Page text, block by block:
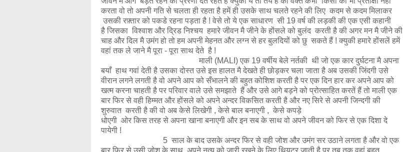
करता वो तो अपनी गति से चलता ही रहता है हमें ही उसके साथ चलते रहने की लिए कदम से कदम मिलाकर
उसकी रफ़्तार को पकडे रहना पड़ता है ! वेसे तो ये एक साधारण सी 19 वर्ष की लड़की की एक एसी कहानी
है जिसका विश्वाश और द्रिड निश्चय हमारे जीवन मै जीने के होंसले को बुलंद करती है की अगर मन मै जीने की
चाह और दिल मै उमंग हो तो हम अपनी मेहनत और लग्न से हर बुलदियों को छु सकते हैं ! क्युकी हमारे होंसलें हमें
वहां तक ले जाने मै पूरा - पूरा साथ देते है !
माली (MALI) एक 19 वर्षीय बेले नर्तकी थी जो एक कार दुर्घटना मै अपना
बयाँ हाथ गवां देती है उसका दोस्त उसे इस हालत मै देखते ही छोड़कर चला जाता है अब उसकी जिंदगी उसे
वीरान लगने लगती है वो अपने आप को सँभालने की बहुत कोशिश करती है पर एक दिन हार कर अपने आप को
खत्म करना चाहती है पर परिवार वाले उसे समझाते हैं और उसे आगे बड़ने को प्रोत्साहित करतें हैं तो माली एक
बार फिर से वही हिम्मत और होंसले को अपने अन्दर विकसित करती है और नए सिरे से अपनी जिन्दगी की
शुरुवात करती है की वो अब केसे लिखेगी , केसे बाल बनाएगी , केसे कपड़े
धोएगी ओर किस तरह से अपना खाना बनाएगी और इन सब के साथ वो अपने जीवन को फिर से एक दिशा दे
पायेगी !
5 साल के बाद उसके अन्दर फिर से वही जोश और उमंग सर उठाने लगता है और वो एक
बार फिर से उसी जोश के साथ अपने नृत्य को जारी रखने के लिए थियटर जाती है पर तब तक वहां बहुत